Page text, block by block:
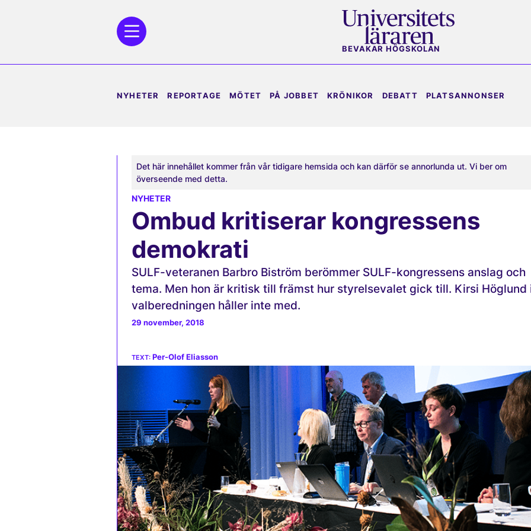
BEVAKAR HÖGSKOLAN
NYHETER REPORTAGE MÖTET PÅ JOBBET KRÖNIKOR DEBATT PLATSANNONSER
Det här innehållet kommer från vår tidigare hemsida och kan därför se annorlunda ut. Vi ber om
överseende med detta.
NYHETER
Ombud kritiserar kongressens
demokrati
SULF-veteranen Barbro Biström berömmer SULF-kongressens anslag och
tema. Men hon är kritisk till främst hur styrelsevalet gick till. Kirsi Höglund
valberedningen håller inte med.
29 november, 2018
Per-Olof Eliasson